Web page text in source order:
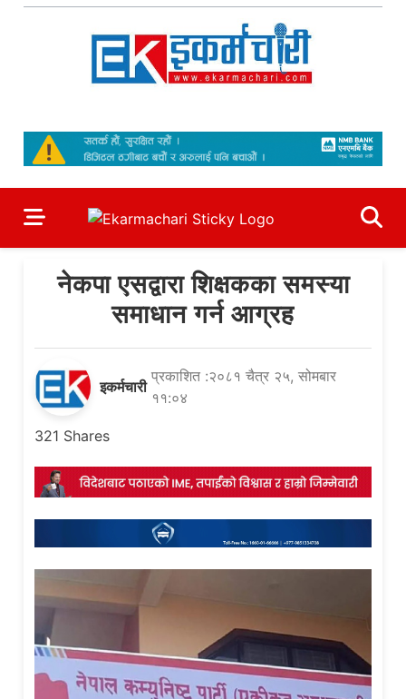
Skip
नेकपा एसद्वारा शिक्षकका समस्या
समाधान गर्न आग्रह
इकर्मचारी
प्रकाशित :२०८१ चैत्र २५, सोमबार
११:०४
321 Shares